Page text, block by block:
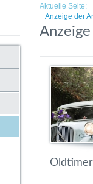
Aktuelle Seite:
Anzeige der